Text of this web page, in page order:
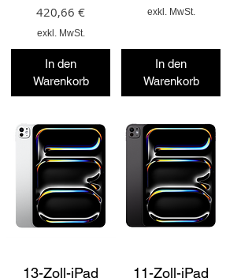
Preis
420,66 €
exkl. MwSt.
In den
Warenkorb
exkl. MwSt.
In den
Warenkorb
13-Zoll-iPad
11-Zoll-iPad